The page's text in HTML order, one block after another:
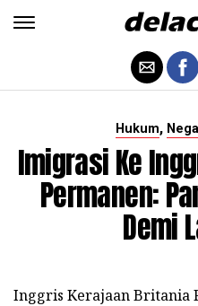
Hukum,
Imigrasi Ke
Permanen:
Demi
Inggris Kerajaan Britania